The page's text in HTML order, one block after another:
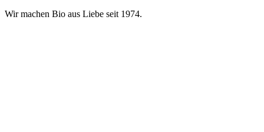
Wir machen Bio aus Liebe seit 1974.